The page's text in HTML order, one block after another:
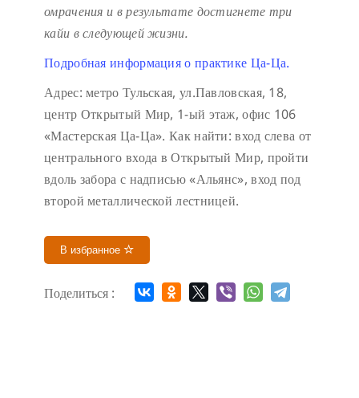
омрачения и в результате достигнете три
кайи в следующей жизни.
Подробная информация о практике Ца-Ца.
Адрес: метро Тульская, ул.Павловская, 18,
центр Открытый Мир, 1-ый этаж, офис 106
«Мастерская Ца-Ца». Как найти: вход слева от
центрального входа в Открытый Мир, пройти
вдоль забора с надписью «Альянс», вход под
второй металлической лестницей.
В избранное
Поделиться :